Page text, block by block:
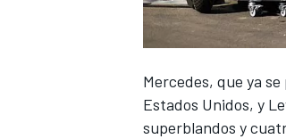
Mercedes, que ya
Estados Unidos, y
superblandos y